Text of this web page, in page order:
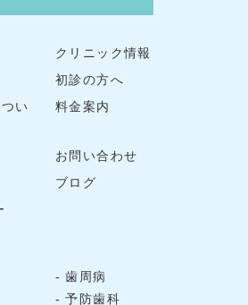
クリニック情報
初診の方へ
い
料金案内
お問い合わせ
ブログ
歯周病
予防歯科